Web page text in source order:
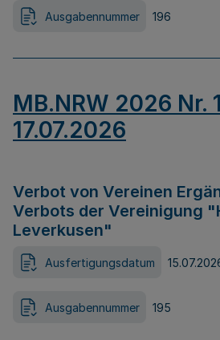
Ausgabennummer 196
MB.NRW 2026 Nr.
17.07.2026
Verbot von Vereinen
Verbots der Vereinigung
Leverkusen"
Ausfertigungsdatum
Ausgabennummer 195